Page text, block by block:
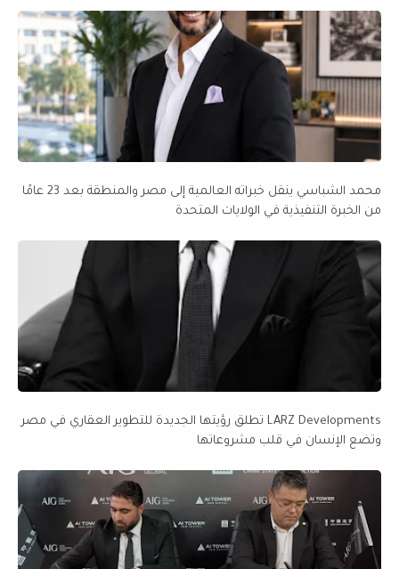
محمد الشباسي ينقل خبراته العالمية إلى مصر والمنطقة بعد 23 عامًا
من الخبرة التنفيذية في الولايات المتحدة
LARZ Developments تطلق رؤيتها الجديدة للتطوير العقاري في مصر
وتضع الإنسان في قلب مشروعاتها